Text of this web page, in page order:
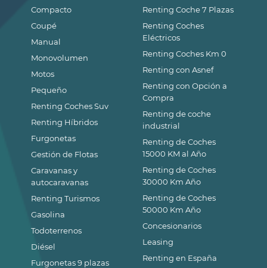
Compacto
Coupé
Manual
Monovolumen
Motos
Pequeño
Renting Coches Suv
Renting Híbridos
Furgonetas
Gestión de Flotas
Caravanas y
autocaravanas
Renting Turismos
Gasolina
Todoterrenos
Diésel
Furgonetas 9 plazas
Renting Coche 7 Plazas
Renting Coches
Eléctricos
Renting Coches Km 0
Renting con Asnef
Renting con Opción a
Compra
Renting de coche
industrial
Renting de Coches
15000 KM al Año
Renting de Coches
30000 Km Año
Renting de Coches
50000 Km Año
Concesionarios
Leasing
Renting en España